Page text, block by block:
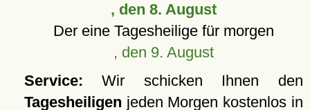
, den 8. August
Der eine Tagesheilige für morgen
, den 9. August
Service: Wir schicken Ihnen den
Tagesheiligen jeden Morgen kostenlos in